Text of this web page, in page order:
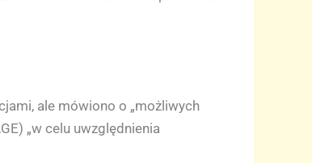
ale mówiono o „możliwych
„w celu uwzględnienia